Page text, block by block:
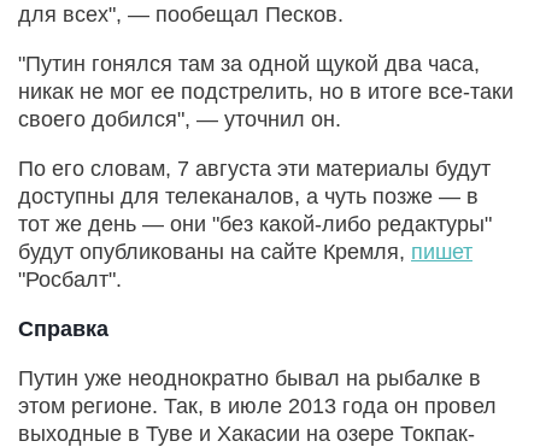
для всех", — пообещал Песков.
"Путин гонялся там за одной щукой два часа,
никак не мог ее подстрелить, но в итоге все-таки
своего добился", — уточнил он.
По его словам, 7 августа эти материалы будут
доступны для телеканалов, а чуть позже — в
тот же день — они "без какой-либо редактуры"
будут опубликованы на сайте Кремля, пишет
"Росбалт".
Справка
Путин уже неоднократно бывал на рыбалке в
этом регионе. Так, в июле 2013 года он провел
выходные в Туве и Хакасии на озере Токпак-